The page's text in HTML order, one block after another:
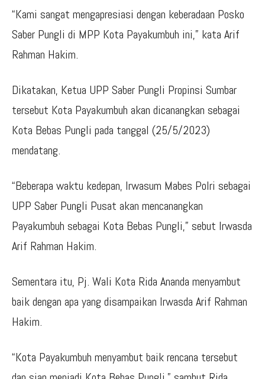
“Kami sangat mengapresiasi dengan keberadaan Posko
Saber Pungli di MPP Kota Payakumbuh ini,” kata Arif
Rahman Hakim.
Dikatakan, Ketua UPP Saber Pungli Propinsi Sumbar
tersebut Kota Payakumbuh akan dicanangkan sebagai
Kota Bebas Pungli pada tanggal (25/5/2023)
mendatang.
“Beberapa waktu kedepan, Irwasum Mabes Polri sebagai
UPP Saber Pungli Pusat akan mencanangkan
Payakumbuh sebagai Kota Bebas Pungli,” sebut Irwasda
Arif Rahman Hakim.
Sementara itu, Pj. Wali Kota Rida Ananda menyambut
baik dengan apa yang disampaikan Irwasda Arif Rahman
Hakim.
“Kota Payakumbuh menyambut baik rencana tersebut